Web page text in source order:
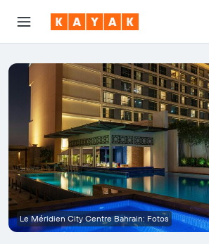
Le Méridien City Centre Bahrain: Fotos